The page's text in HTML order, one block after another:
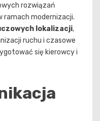
rozwiązań
ramach modernizacji.
lokalizacji,
ruchu i czasowe
się kierowcy i